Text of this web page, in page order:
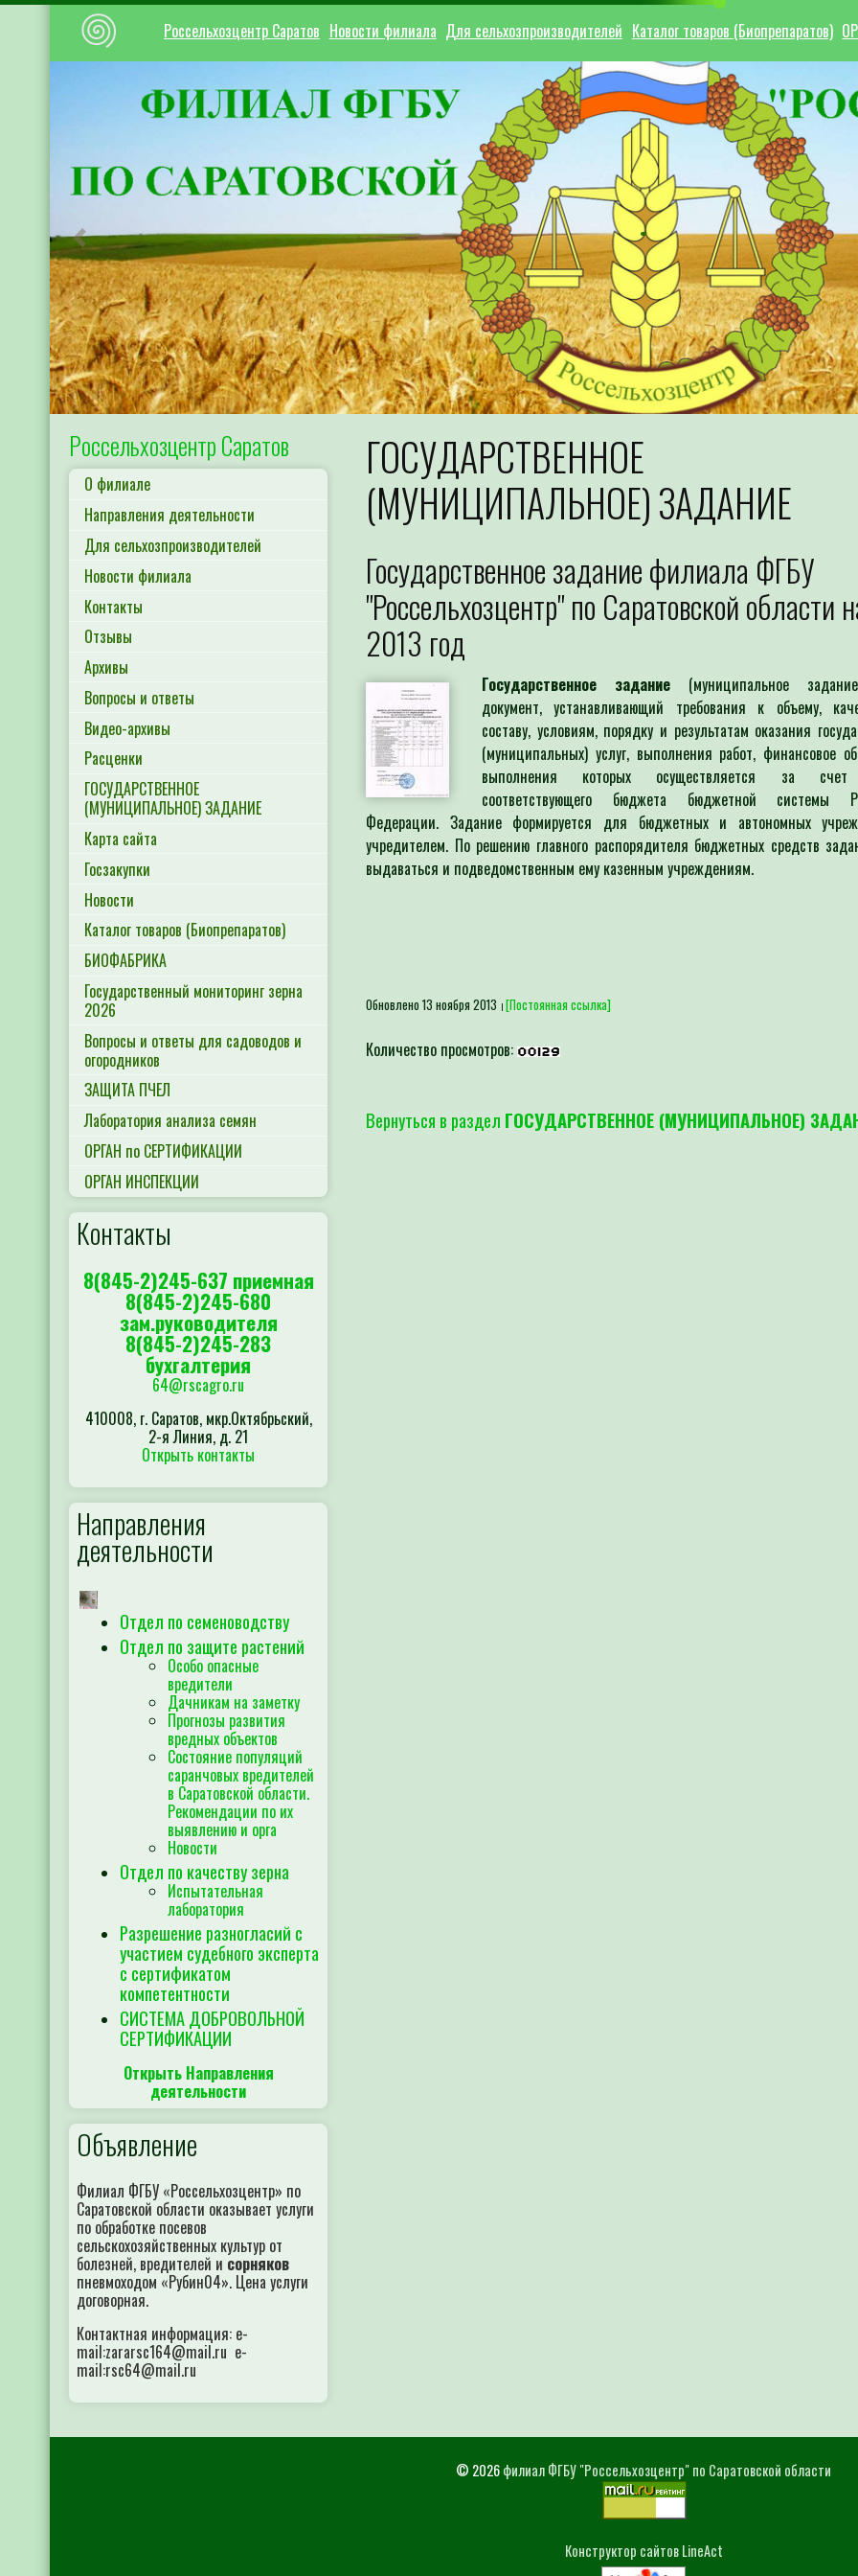
Россельхозцентр Саратов Новости филиала Для сельхозпроизводителей Каталог товаров (Биопрепаратов)
Предыдущий
Россельхозцентр Саратов
О филиале
Направления деятельности
Для сельхозпроизводителей
Новости филиала
Контакты
Отзывы
Архивы
Вопросы и ответы
Видео-архивы
Расценки
ГОСУДАРСТВЕННОЕ
(МУНИЦИПАЛЬНОЕ) ЗАДАНИЕ
Карта сайта
Госзакупки
Новости
Каталог товаров (Биопрепаратов)
БИОФАБРИКА
Государственный мониторинг зерна
2026
Вопросы и ответы для садоводов и
огородников
ЗАЩИТА ПЧЕЛ
Лаборатория анализа семян
ОРГАН по СЕРТИФИКАЦИИ
ОРГАН ИНСПЕКЦИИ
Контакты
8(845-2)245-637 приемная
8(845-2)245-680
зам.руководителя
8(845-2)245-283
бухгалтерия
64@rscagro.ru
410008, г. Саратов, мкр.Октябрьский,
2-я Линия, д. 21
Открыть контакты
Направления
деятельности
Отдел по семеноводству
Отдел по защите растений
Особо опасные
вредители
Дачникам на заметку
Прогнозы развития
вредных объектов
Состояние популяций
саранчовых вредителей
в Саратовской области.
Рекомендации по их
выявлению и орга
Новости
Отдел по качеству зерна
Испытательная
лаборатория
Разрешение разногласий с
участием судебного эксперта
с сертификатом
компетентности
СИСТЕМА ДОБРОВОЛЬНОЙ
СЕРТИФИКАЦИИ
Открыть Направления
деятельности
Объявление
Филиал ФГБУ «Россельхозцентр» по
Саратовской области оказывает услуги
по обработке посевов
сельскохозяйственных культур от
болезней, вредителей и сорняков
пневмоходом «Рубин04». Цена услуги
договорная.
Контактная информация: e-
mail:zararsc164@mail.ru e-
mail:rsc64@mail.ru
ГОСУДАРСТВЕННОЕ
(МУНИЦИПАЛЬНОЕ) ЗАДАНИЕ
Государственное задание филиала ФГБУ
"Россельхозцентр" по Саратовской области
2013 год
Государственное задание (муниципальное
документ, устанавливающий требования к объему,
составу, условиям, порядку и результатам оказания
(муниципальных) услуг, выполнения работ, финансовое
выполнения которых осуществляется за счет
соответствующего бюджета бюджетной системы
Федерации. Задание формируется для бюджетных и автономных
учредителем. По решению главного распорядителя бюджетных средств
выдаваться и подведомственным ему казенным учреждениям.
Обновлено 13 ноября 2013 [Постоянная ссылка]
Количество просмотров:
Вернуться в раздел ГОСУДАРСТВЕННОЕ (МУНИЦИПАЛЬНОЕ)
© 2026филиал ФГБУ "Россельхозцентр" по Саратовской области
Конструктор сайтов LineAct